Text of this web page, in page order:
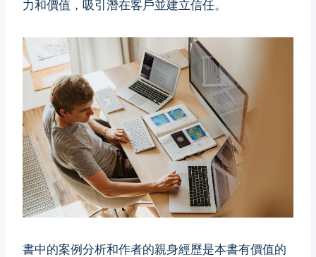
力和價值，吸引潛在客戶並建立信任。
書中的案例分析和作者的親身經歷是本書有價值的